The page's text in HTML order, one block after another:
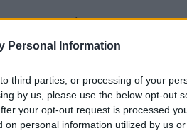
Personal Information
third parties, or processing of your
by us, please use the below opt-out
your opt-out request is processed
personal information utilized by us
του συγκεκριμένου
θα διευκολύνει
προς τους δύο
της